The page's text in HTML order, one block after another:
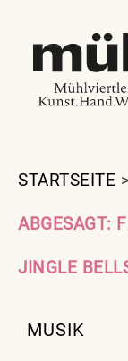
STARTSEITE
ABGESAGT:
JINGLE
MUSIK